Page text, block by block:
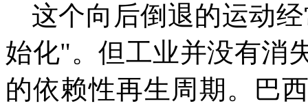
这个向后倒退的运动
始化"。但工业并没有消
的依赖性再生周期。巴